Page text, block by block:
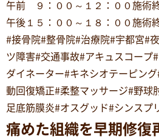
午前 ９：００～１２：００施術
午後１５：００～１８：００施術
#接骨院#整骨院#治療院#宇都宮#
ツ障害#交通事故#アキュスコープ
ダイネーター#キネシオテーピン
動回復矯正#柔整マッサージ#野球
足底筋膜炎#オスグッド#シンスプ
痛めた組織を早期修復